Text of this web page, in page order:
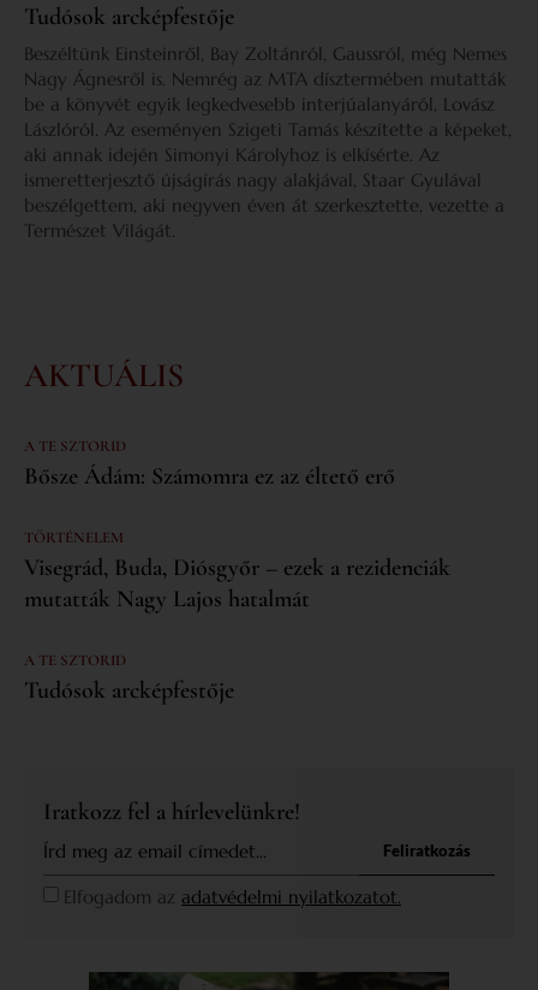
Tudósok arcképfestője
Beszéltünk Einsteinről, Bay Zoltánról, Gaussról, még Nemes
Nagy Ágnesről is. Nemrég az MTA dísztermében mutatták
be a könyvét egyik legkedvesebb interjúalanyáról, Lovász
Lászlóról. Az eseményen Szigeti Tamás készítette a képeket,
aki annak idején Simonyi Károlyhoz is elkísérte. Az
ismeretterjesztő újságírás nagy alakjával, Staar Gyulával
beszélgettem, aki negyven éven át szerkesztette, vezette a
Természet Világát.
AKTUÁLIS
A TE SZTORID
Bősze Ádám: Számomra ez az éltető erő
TÖRTÉNELEM
Visegrád, Buda, Diósgyőr – ezek a rezidenciák
mutatták Nagy Lajos hatalmát
A TE SZTORID
Tudósok arcképfestője
Iratkozz fel a hírlevelünkre!
Elfogadom az adatvédelmi nyilatkozatot.
Feliratkozás